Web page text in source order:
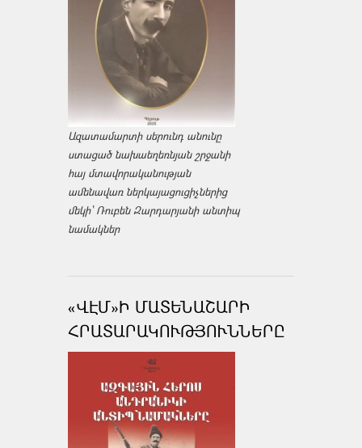
Ազատամարտի սերունդ անունը
ստացած նախաեղեռնյան շրջանի
հայ մտավորականության
ամենավառ ներկայացուցիչներից
մեկի՝ Ռուբեն Զարդարյանի անտիպ
նամակներ
«ՎԷՄ»Ի ՄԱՏԵՆԱՇԱՐԻ
ՀՐԱՏԱՐԱԿՈՒԹՅՈՒՆՆԵՐԸ